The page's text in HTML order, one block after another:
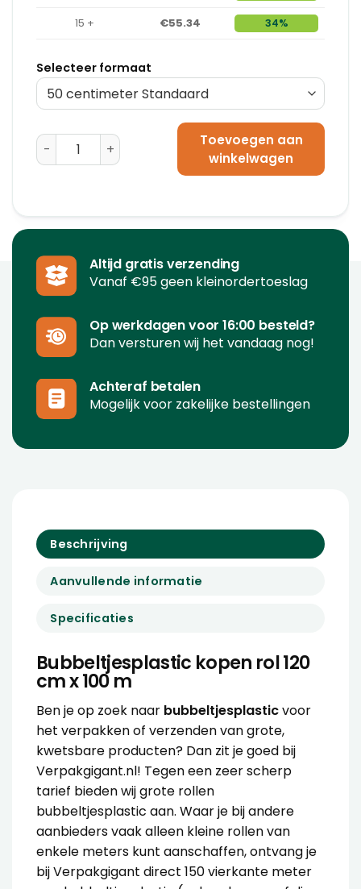
15 + €55.34 34%
Selecteer formaat
Bubbeltjesplastic / Noppenfolie Rol 120 cm x 100
Toevoegen aan
winkelwagen
Altijd gratis verzending
Vanaf €95 geen kleinordertoeslag
Op werkdagen voor 16:00 besteld?
Dan versturen wij het vandaag nog!
Achteraf betalen
Mogelijk voor zakelijke bestellingen
Beschrijving
Aanvullende informatie
Specificaties
Bubbeltjesplastic kopen rol 120
cm x 100 m
Ben je op zoek naar bubbeltjesplasticvoor
het verpakken of verzenden van grote,
kwetsbare producten? Dan zit je goed bij
Verpakgigant.nl! Tegen een zeer scherp
tarief bieden wij grote rollen
bubbeltjesplastic aan. Waar je bij andere
aanbieders vaak alleen kleine rollen van
enkele meters kunt aanschaffen, ontvang je
bij Verpakgigant direct 150 vierkante meter